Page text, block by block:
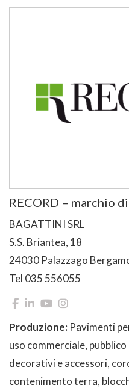
RECORD – marchio
BAGATTINI SRL
S.S. Briantea, 18
24030 Palazzago
Tel 035 556055
Produzione: Pavimenti
uso commerciale,
decorativi e accessori,
contenimento terra,